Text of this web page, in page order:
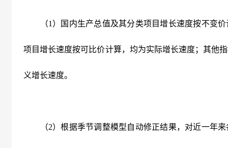
（1）国内生产总值及其分类项目增长速度按不变价
项目增长速度按可比价计算，均为实际增长速度；其他
义增长速度。
（2）根据季节调整模型自动修正结果，对近一年来